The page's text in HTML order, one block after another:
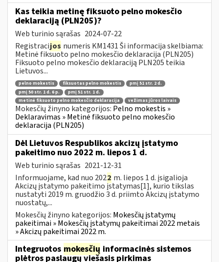
Kas teikia metinę fiksuoto pelno mokesčio
deklaraciją (PLN205)?
Web turinio sąrašas 2024-07-22
Registracijos numeris KM1431 Ši informacija skelbiama:
Metinė fiksuoto pelno mokesčio deklaracija (PLN205)
Fiksuoto pelno mokesčio deklaraciją PLN205 teikia
Lietuvos...
pelno mokestis fiksuotas pelno mokestis
pmį 51 str. 2 d.
pmį 50 str. 1 d. 6 p.
pmį 51 str. 1 d.
metinė fiksuoto pelno mokesčio deklaracija
vežimas jūros laivais
Mokesčių žinyno kategorijos: Pelno mokestis »
Deklaravimas » Metinė fiksuoto pelno mokesčio
deklaracija (PLN205)
Dėl Lietuvos Respublikos akcizų įstatymo
pakeitimo nuo 2022 m. liepos 1 d.
Web turinio sąrašas 2021-12-31
Informuojame, kad nuo 2022 m. liepos 1 d. įsigalioja
Akcizų įstatymo pakeitimo įstatymas[1], kurio tikslas
nustatyti 2019 m. gruodžio 3 d. priimto Akcizų įstatymo
nuostatų,...
Mokesčių žinyno kategorijos: Mokesčių įstatymų
pakeitimai » Mokesčių įstatymų pakeitimai 2022 metais
» Akcizų pakeitimai 2022 m.
Integruotos mokesčių informacinės sistemos
plėtros paslaugų viešasis pirkimas